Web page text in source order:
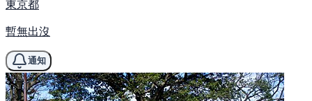
東京都
暫無出沒
通知